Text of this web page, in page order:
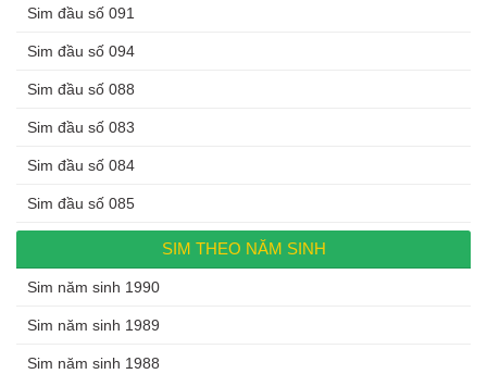
Sim đầu số 091
Sim đầu số 094
Sim đầu số 088
Sim đầu số 083
Sim đầu số 084
Sim đầu số 085
SIM THEO NĂM SINH
Sim năm sinh 1990
Sim năm sinh 1989
Sim năm sinh 1988